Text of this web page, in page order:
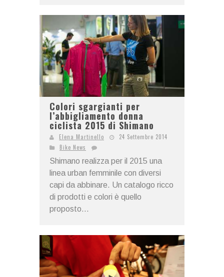
Colori sgargianti per
l’abbigliamento donna
ciclista 2015 di Shimano
Elena Martinello
24 Settembre 2014
Bike News
Shimano realizza per il 2015 una
linea urban femminile con diversi
capi da abbinare. Un catalogo ricco
di prodotti e colori è quello
proposto...